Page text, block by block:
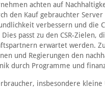
achten auf
den Kauf gebrauchter
verbessern und die
passt zu den CSR-Zielen,
erwartet werden.
und Regierungen den
durch Programme und
insbesondere